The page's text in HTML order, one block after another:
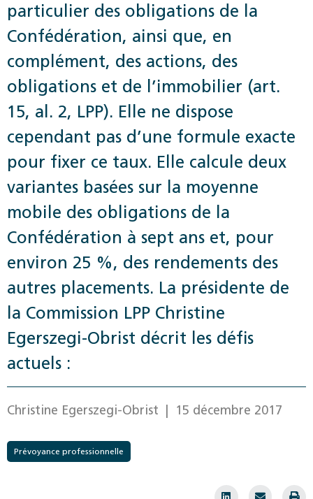
particulier des obligations de la
Confédération, ainsi que, en
complément, des actions, des
obligations et de l’immobilier (art.
15, al. 2, LPP). Elle ne dispose
cependant pas d’une formule exacte
pour fixer ce taux. Elle calcule deux
variantes basées sur la moyenne
mobile des obligations de la
Confédération à sept ans et, pour
environ 25 %, des rendements des
autres placements. La présidente de
la Commission LPP Christine
Egerszegi-Obrist décrit les défis
actuels :
Christine Egerszegi-Obrist | 15 décembre 2017
Prévoyance professionnelle